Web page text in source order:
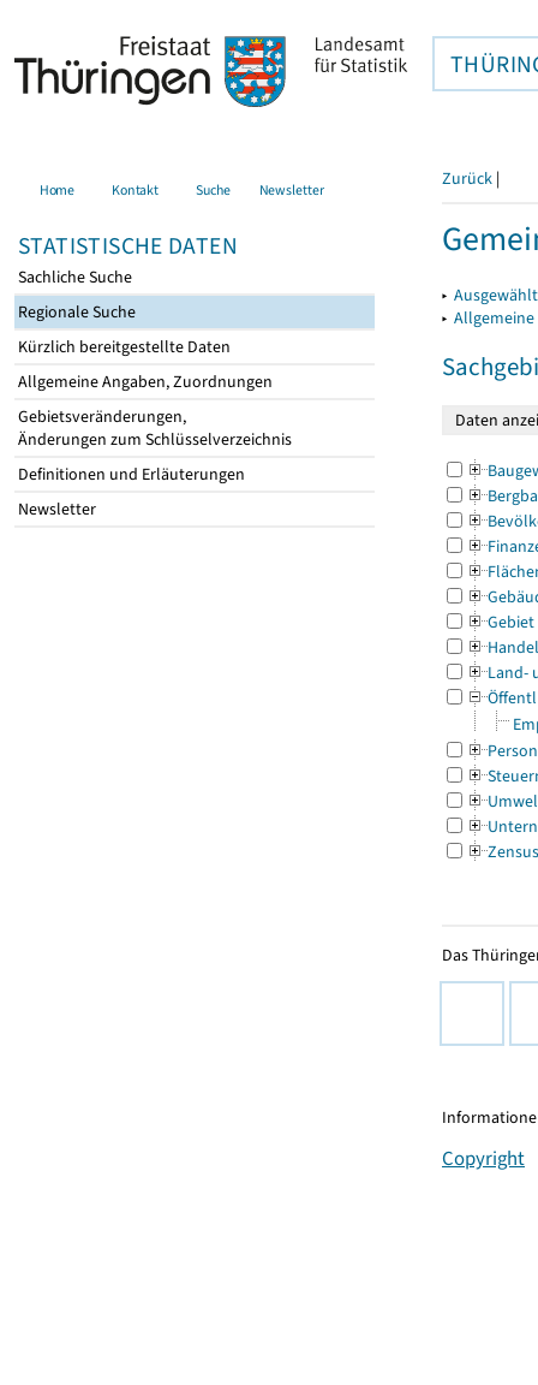
Home Kontakt Suche Newsletter
STATISTISCHE DATEN
Sachliche Suche
Regionale Suche
Kürzlich bereitgestellte Daten
Allgemeine Angaben, Zuordnungen
Gebietsveränderungen,
Änderungen zum Schlüsselverzeichnis
Definitionen und Erläuterungen
Newsletter
Zurück |
▸
▸
Gebiet
Land-
Zensus
Das
Copyright